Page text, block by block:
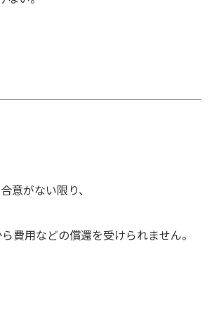
意がない限り、
費用などの償還を受けられません。